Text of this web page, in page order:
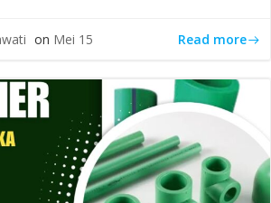
on Mei 15 Read more